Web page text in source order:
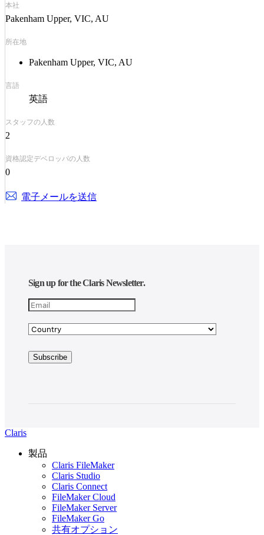
本社
Pakenham Upper, VIC, AU
所在地
Pakenham Upper, VIC, AU
言語
英語
スタッフの人数
2
資格認定デベロッパの人数
0
電子メールを送信
Sign up for the Claris Newsletter.
Claris
製品
Claris FileMaker
Claris Studio
Claris Connect
FileMaker Cloud
FileMaker Server
FileMaker Go
共有オプション